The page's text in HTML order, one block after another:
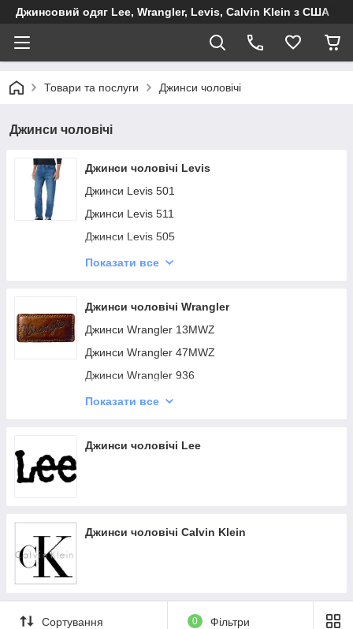
Джинсовий одяг Lee, Wrangler, Levis, Calvin Klein з США
Товари та послуги Джинси чоловічі
Джинси чоловічі
Джинси чоловічі Levis
Джинси Levis 501
Джинси Levis 511
Джинси Levis 505
Джинси Levis 514
Джинси Levis 508
Джинси Levis 517
Джинси Levis 510
Джинси Levis 512
Джинси Levis 513
Джинси Levis 559
Показати все
Джинси чоловічі Wrangler
Джинси Wrangler 13MWZ
Джинси Wrangler 47MWZ
Джинси Wrangler 936
Джинси Wrangler 36MWZ
Показати все
Джинси чоловічі Lee
Джинси чоловічі Calvin Klein
Сортування 0 Фільтри